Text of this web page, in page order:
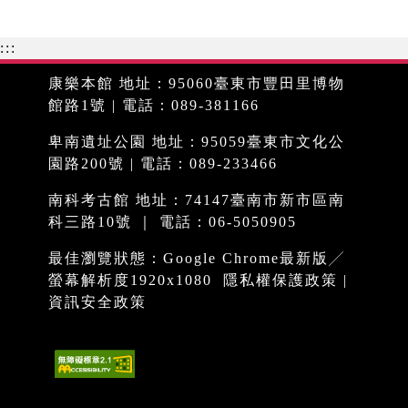
:::
康樂本館 地址：95060臺東市豐田里博物
館路1號 | 電話：089-381166
卑南遺址公園 地址：95059臺東市文化公
園路200號 | 電話：089-233466
南科考古館 地址：74147臺南市新市區南
科三路10號 ｜ 電話：06-5050905
最佳瀏覽狀態：Google Chrome最新版╱
螢幕解析度1920x1080
隱私權保護政策 |
資訊安全政策